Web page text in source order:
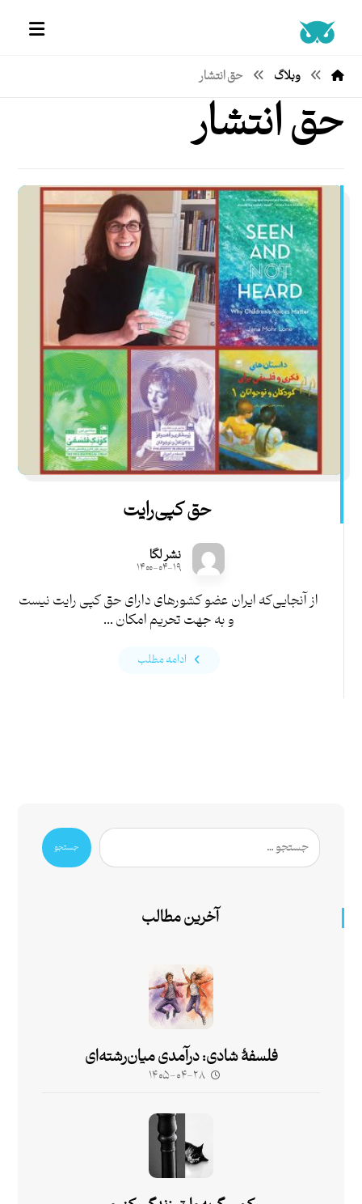
وبلاگ حق انتشار
حق انتشار
حق کپی‌رایت
نشر لگا
۱۴۰۰-۰۴-۱۹
از آنجایی‌که ایران عضو کشورهای دارای حق کپی رایت نیست
و به جهت تحریم امکان ...
ادامه مطلب
جستجو
آخرین مطالب
فلسفۀ شادی: درآمدی میان‌رشته‌ای
۱۴۰۵-۰۴-۲۸